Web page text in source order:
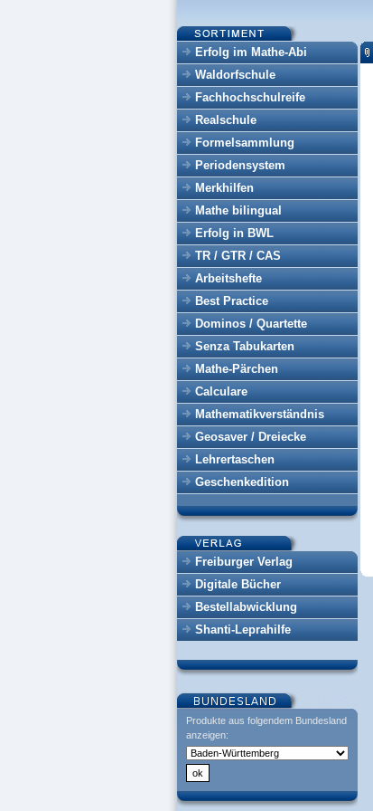
Erfolg im Mathe-Abi
Waldorfschule
Fachhochschulreife
Realschule
Formelsammlung
Periodensystem
Merkhilfen
Mathe bilingual
Erfolg in BWL
TR / GTR / CAS
Arbeitshefte
Best Practice
Dominos / Quartette
Senza Tabukarten
Mathe-Pärchen
Calculare
Mathematikverständnis
Geosaver / Dreiecke
Lehrertaschen
Geschenkedition
Freiburger Verlag
Digitale Bücher
Bestellabwicklung
Shanti-Leprahilfe
Produkte aus folgendem Bundesland
anzeigen: